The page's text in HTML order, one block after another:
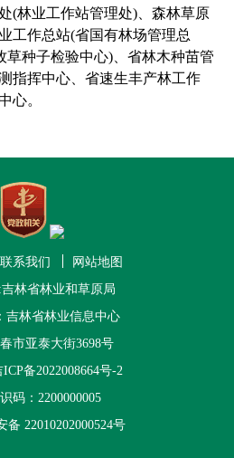
(林业工作站管理处)、森林草原
工作总站(省国有林场管理总
草种子检验中心)、省林木种苗管
指挥中心、省速生丰产林工作
心。
联系我们
网站地图
林省林业和草原局
吉林省林业信息中心
市亚泰大街3698号
ICP备2022008664号-2
码：2200000005
备 22010202000524号